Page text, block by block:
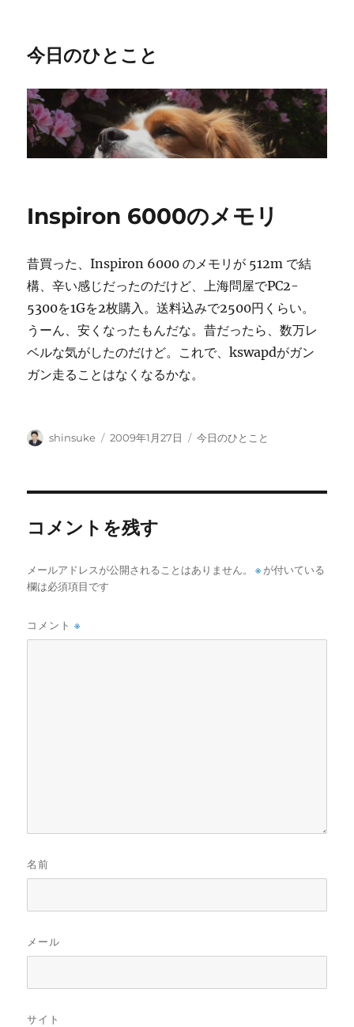
今日のひとこと
Inspiron 6000のメモリ
昔買った、Inspiron 6000 のメモリが 512m で結
構、辛い感じだったのだけど、上海問屋でPC2-
5300を1Gを2枚購入。送料込みで2500円くらい。
うーん、安くなったもんだな。昔だったら、数万レ
ベルな気がしたのだけど。これで、kswapdがガン
ガン走ることはなくなるかな。
投
shinsuke
投
2009年1月27日
カ
今日のひとこと
コメントを残す
メールアドレスが公開されることはありません。 ※が付いている
欄は必須項目です
コメント※
名前
メール
サイト